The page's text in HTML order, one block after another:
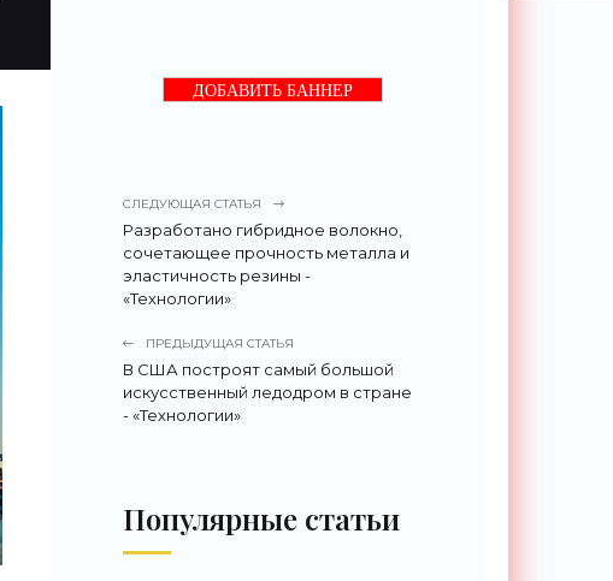
ДОБАВИТЬ БАННЕР
СЛЕДУЮЩАЯ СТАТЬЯ
Разработано гибридное волокно,
сочетающее прочность металла и
эластичность резины -
«Технологии»
ПРЕДЫДУЩАЯ СТАТЬЯ
В США построят самый большой
искусственный ледодром в стране
- «Технологии»
Популярные статьи